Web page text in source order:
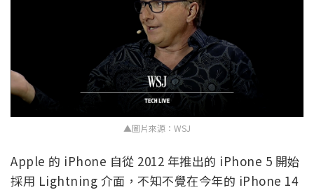
▲圖片來源：WSJ
Apple 的 iPhone 自從 2012 年推出的 iPhone 5 開始
採用 Lightning 介面，不知不覺在今年的 iPhone 14